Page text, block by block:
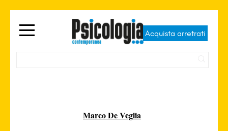
Acquista arretrati
Marco De Veglia